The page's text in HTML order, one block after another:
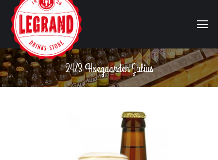
24/3 Hoegaarden Julius
Vous êtes ici :